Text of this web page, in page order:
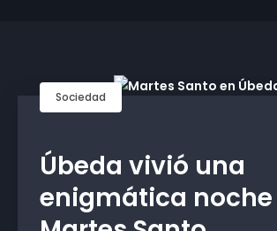
Sociedad
Úbeda vivió una
enigmática noche